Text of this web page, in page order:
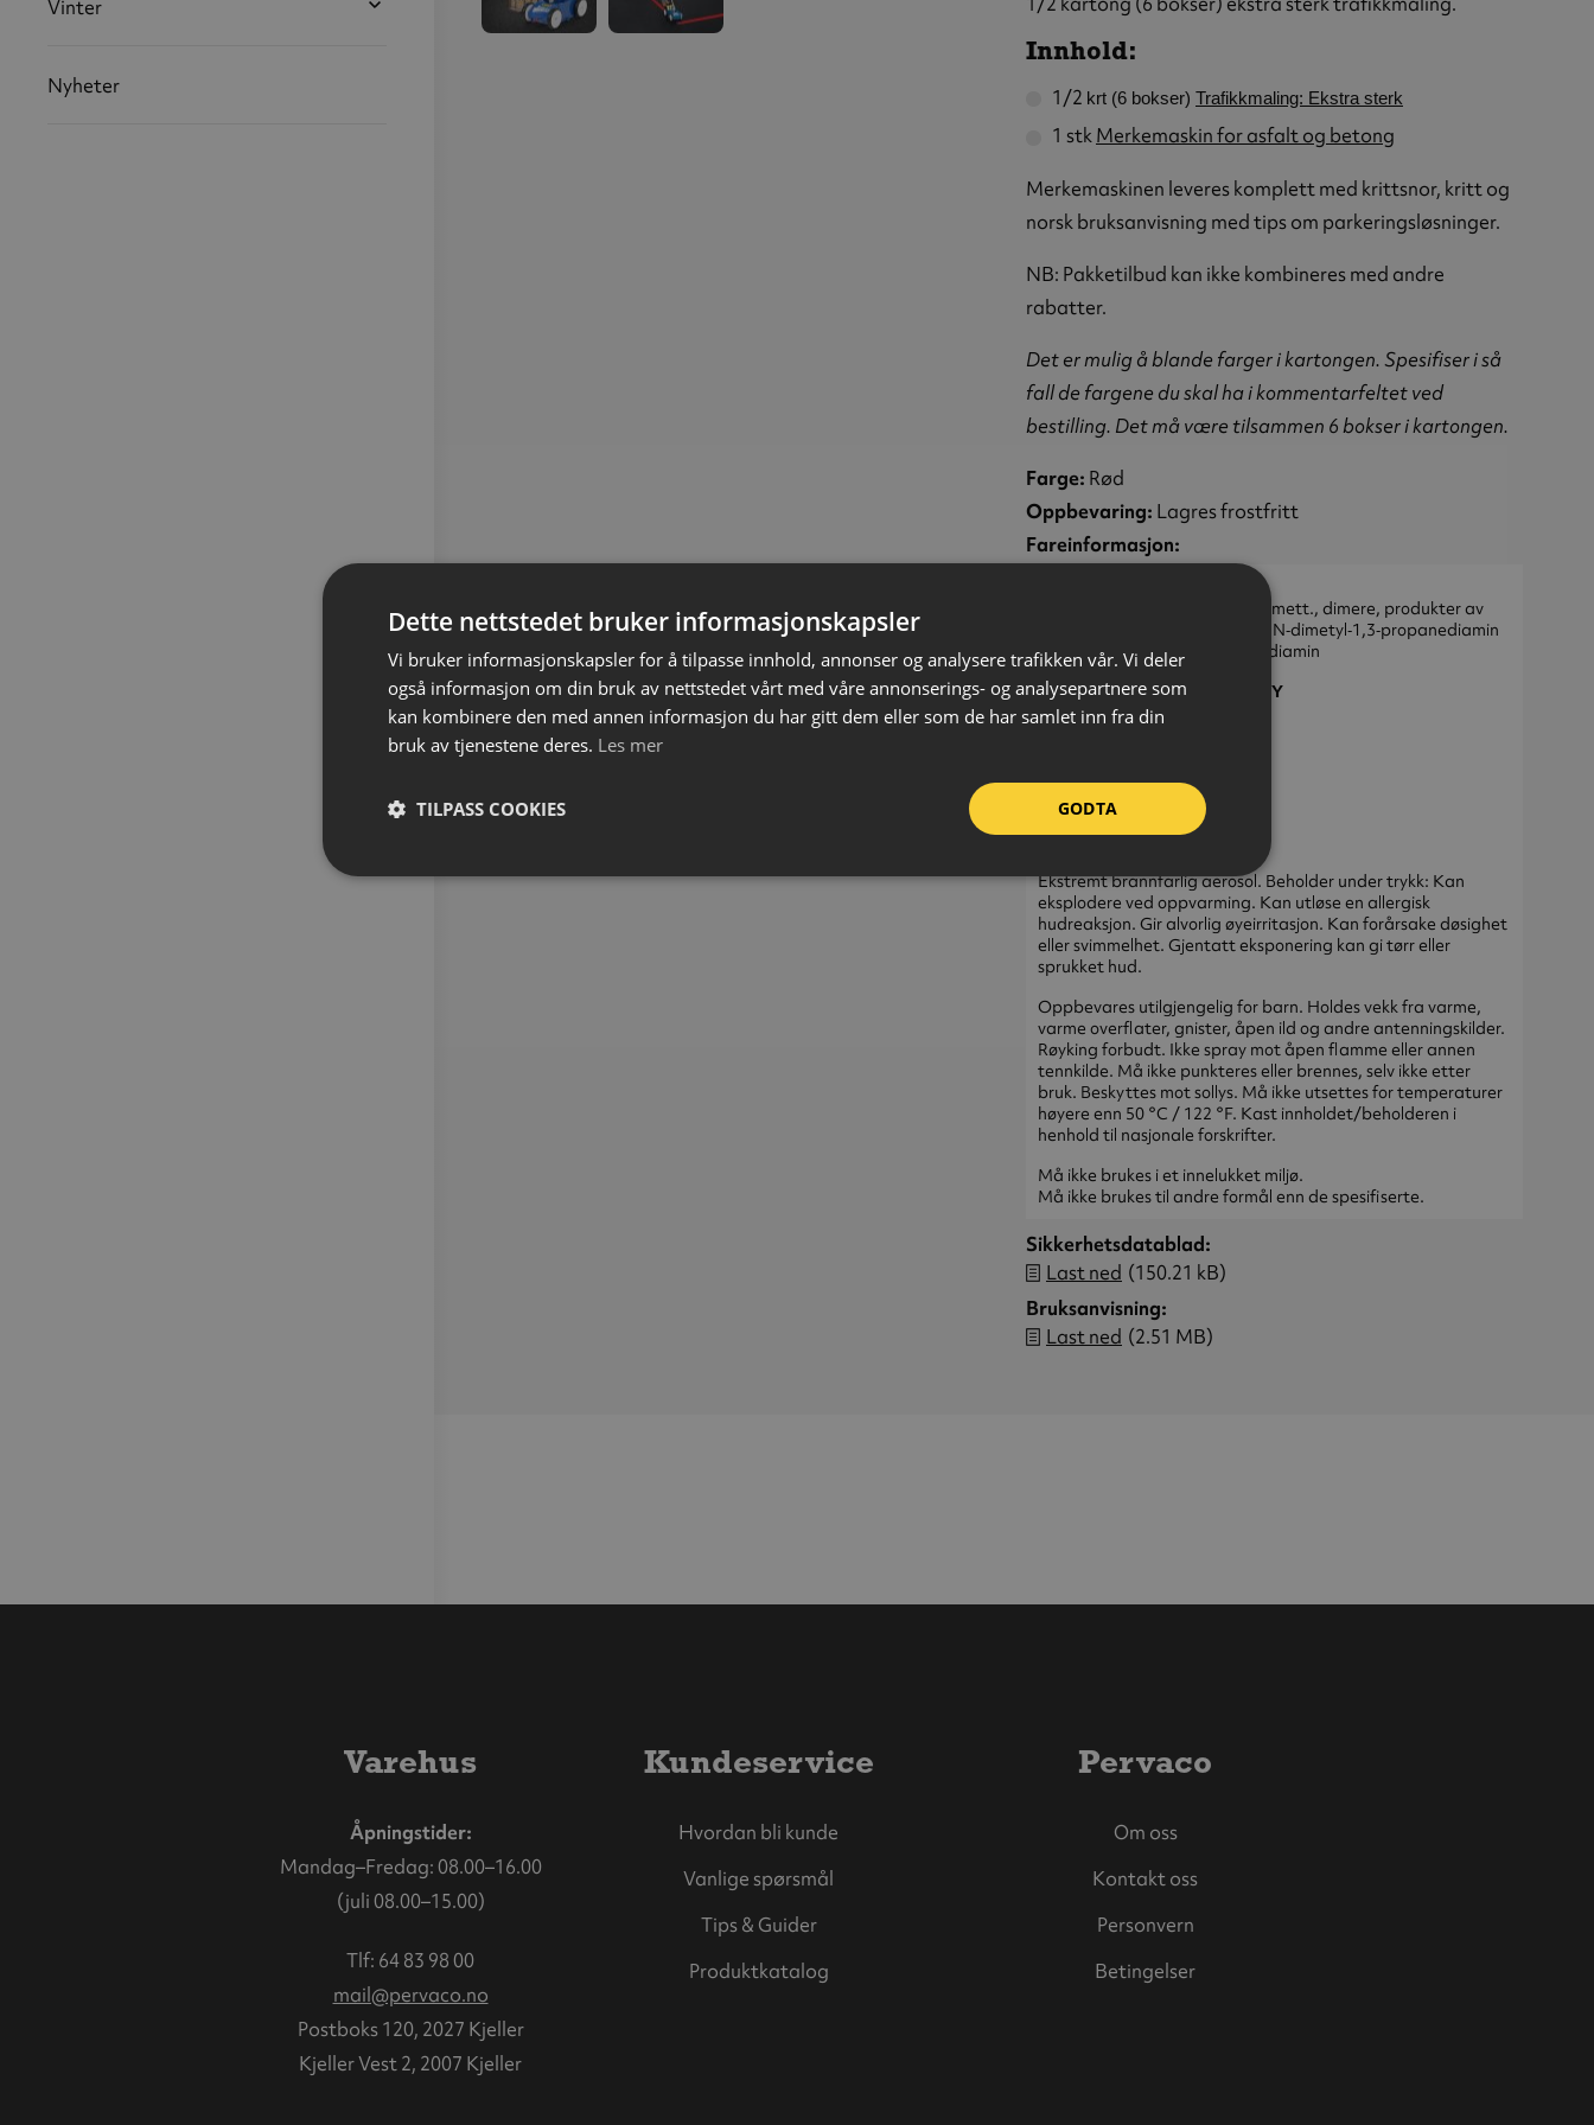
trafikkmaling
Innhold:
1/2 krt (6 bokser) Trafikkmaling: Ekstra sterk
1 stkMerkemaskin for asfalt og betong
Merkemaskinen leveres komplett med krittsnor, kritt og
norsk bruksanvisning med tips om parkeringsløsninger.
NB: Pakketilbud kan ikke kombineres med andre
rabatter.
Det er mulig å blande farger i kartongen. Spesifiser i så
fall de fargene du skal ha i kommentarfeltet ved
bestilling. Det må være tilsammen 6 bokser i kartongen.
Farge: Rød
Oppbevaring: Lagres frostfritt
Fareinformasjon:
Fettsyrer, C18,umett., dimere, produkter av
reaksjon med N,N‑dimetyl‑1,3‑propanediamin
og 1,3‑propanediamin
UFI: GQN1-DYFW-496N-U5CY
FARE
Ekstremt brannfarlig aerosol. Beholder under trykk: Kan
eksplodere ved oppvarming. Kan utløse en allergisk
hudreaksjon. Gir alvorlig øyeirritasjon. Kan forårsake døsighet
eller svimmelhet. Gjentatt eksponering kan gi tørr eller
sprukket hud.
Oppbevares utilgjengelig for barn. Holdes vekk fra varme,
varme overflater, gnister, åpen ild og andre antenningskilder.
Røyking forbudt. Ikke spray mot åpen flamme eller annen
tennkilde. Må ikke punkteres eller brennes, selv ikke etter
bruk. Beskyttes mot sollys. Må ikke utsettes for temperaturer
høyere enn 50 °C / 122 °F. Kast innholdet/beholderen i
henhold til nasjonale forskrifter.
Må ikke brukes i et innelukket miljø.
Må ikke brukes til andre formål enn de spesifiserte.
Sikkerhetsdatablad
Last ned (150.21 kB)
Bruksanvisning
Last ned (2.51 MB)
Vinter
Nyheter
Varehus
Åpningstider:
Mandag–Fredag: 08.00–16.00
(juli 08.00–15.00)
Tlf: 64 83 98 00
mail@pervaco.no
Postboks 120, 2027 Kjeller
Kjeller Vest 2, 2007 Kjeller
Kundeservice
Hvordan bli kunde
Vanlige spørsmål
Tips & Guider
Produktkatalog
Pervaco
Om oss
Kontakt oss
Personvern
Betingelser
Dette nettstedet bruker informasjonskapsler
Vi bruker informasjonskapsler for å tilpasse innhold, annonser og analysere trafikken vår. Vi deler
også informasjon om din bruk av nettstedet vårt med våre annonserings- og analysepartnere som
kan kombinere den med annen informasjon du har gitt dem eller som de har samlet inn fra din
bruk av tjenestene deres. Les mer
GODTA
TILPASS COOKIES